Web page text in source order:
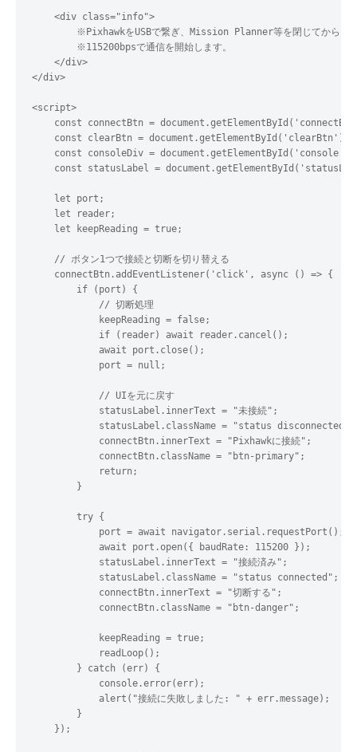
    <div class="info">
※PixhawkをUSBで繋ぎ、Mission Planner等を閉じてから「
        ※115200bpsで通信を開始します。
    </div>
</div>
<script>
const connectBtn =
    const clearBtn = document.getElementById('clearBtn');
    const consoleDiv = document.getElementById('console');
const statusLabel =
    let port;
    let reader;
    let keepReading = true;
    // ボタン1つで接続と切断を切り替える
    connectBtn.addEventListener('click', async () => {
        if (port) {
            // 切断処理
            keepReading = false;
            if (reader) await reader.cancel();
            await port.close();
            port = null;
            // UIを元に戻す
            statusLabel.innerText = "未接続";
            statusLabel.className = "status disconnected";
            connectBtn.innerText = "Pixhawkに接続";
            connectBtn.className = "btn-primary";
            return;
        }
        try {
            port = await navigator.serial.requestPort();
            await port.open({ baudRate: 115200 });
            statusLabel.innerText = "接続済み";
            statusLabel.className = "status connected";
            connectBtn.innerText = "切断する";
            connectBtn.className = "btn-danger";
            keepReading = true;
            readLoop();
        } catch (err) {
            console.error(err);
            alert("接続に失敗しました: " + err.message);
        }
    });